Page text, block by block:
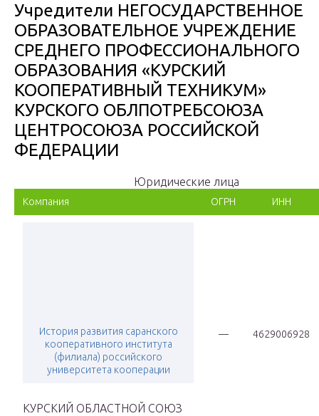
Учредители НЕГОСУДАРСТВЕННОЕ
ОБРАЗОВАТЕЛЬНОЕ УЧРЕЖДЕНИЕ
СРЕДНЕГО ПРОФЕССИОНАЛЬНОГО
ОБРАЗОВАНИЯ «КУРСКИЙ
КООПЕРАТИВНЫЙ ТЕХНИКУМ»
КУРСКОГО ОБЛПОТРЕБСОЮЗА
ЦЕНТРОСОЮЗА РОССИЙСКОЙ
ФЕДЕРАЦИИ
Юридические лица
Компания ОГРН ИНН
История развития саранского
кооперативного института
(филиала) российского
университета кооперации
КУРСКИЙ ОБЛАСТНОЙ СОЮЗ
— 4629006928